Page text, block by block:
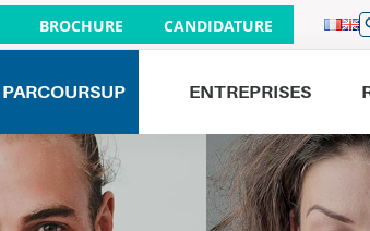
BROCHURE CANDIDATURE
PARCOURSUP ENTREPRISES
Venez nous